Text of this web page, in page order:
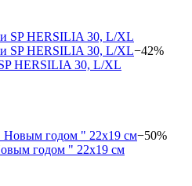
−42%
HERSILIA 30, L/XL
−50%
годом " 22х19 см